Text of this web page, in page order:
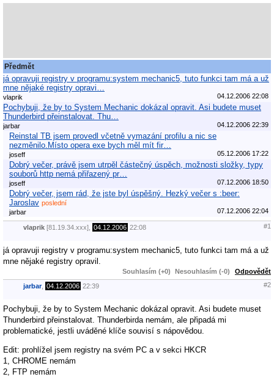
Předmět
já opravuji registry v programu:system mechanic5, tuto funkci tam má a už
mne nějaké registry opravi…
vlaprik 04.12.2006 22:08
Pochybuji, že by to System Mechanic dokázal opravit. Asi budete muset
Thunderbird přeinstalovat. Thu…
jarbar 04.12.2006 22:39
Reinstal TB jsem provedl včetně vymazání profilu a nic se
nezměnilo.Místo opera exe bych měl mít fir…
joseff 05.12.2006 17:22
Dobrý večer, právě jsem utrpěl částečný úspěch, možnosti složky, typy
souborů http nemá přiřazený pr…
joseff 07.12.2006 18:50
Dobrý večer, jsem rád, že jste byl úspěšný. Hezký večer s :beer:
Jaroslav poslední
jarbar
07.12.2006 22:04
vlaprik [81.19.34.xxx], 04.12.2006 22:08 #1
já opravuji registry v programu:system mechanic5, tuto funkci tam má a už
mne nějaké registry opravil.
Souhlasím (+0) Nesouhlasím (-0) Odpovědět
jarbar, 04.12.2006 22:39 #2
Pochybuji, že by to System Mechanic dokázal opravit. Asi budete muset
Thunderbird přeinstalovat. Thunderbirda nemám, ale připadá mi
problematické, jestli uváděné klíče souvisí s nápovědou.
Edit: prohlížel jsem registry na svém PC a v sekci HKCR
1, CHROME nemám
2, FTP nemám